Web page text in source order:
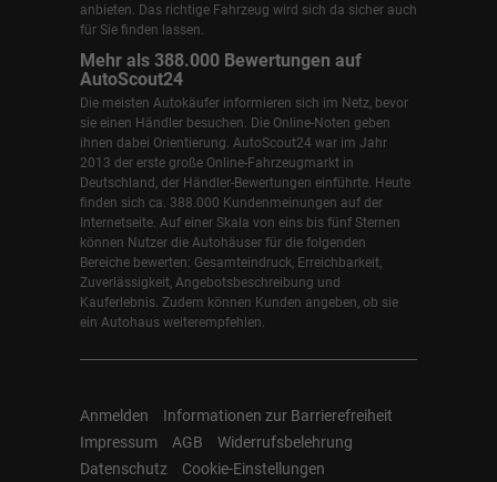
anbieten. Das richtige Fahrzeug wird sich da sicher auch
für Sie finden lassen.
Mehr als 388.000 Bewertungen auf
AutoScout24
Die meisten Autokäufer informieren sich im Netz, bevor
sie einen Händler besuchen. Die Online-Noten geben
ihnen dabei Orientierung. AutoScout24 war im Jahr
2013 der erste große Online-Fahrzeugmarkt in
Deutschland, der Händler-Bewertungen einführte. Heute
finden sich ca. 388.000 Kundenmeinungen auf der
Internetseite. Auf einer Skala von eins bis fünf Sternen
können Nutzer die Autohäuser für die folgenden
Bereiche bewerten: Gesamteindruck, Erreichbarkeit,
Zuverlässigkeit, Angebotsbeschreibung und
Kauferlebnis. Zudem können Kunden angeben, ob sie
ein Autohaus weiterempfehlen.
Anmelden
Informationen zur Barrierefreiheit
Impressum
AGB
Widerrufsbelehrung
Datenschutz
Cookie-Einstellungen